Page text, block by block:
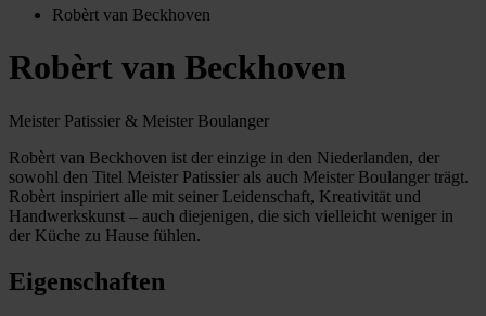
Robèrt van Beckhoven
Robèrt van Beckhoven
Meister Patissier & Meister Boulanger
Robèrt van Beckhoven ist der einzige in den Niederlanden, der
sowohl den Titel Meister Patissier als auch Meister Boulanger trägt.
Robèrt inspiriert alle mit seiner Leidenschaft, Kreativität und
Handwerkskunst – auch diejenigen, die sich vielleicht weniger in
der Küche zu Hause fühlen.
Eigenschaften